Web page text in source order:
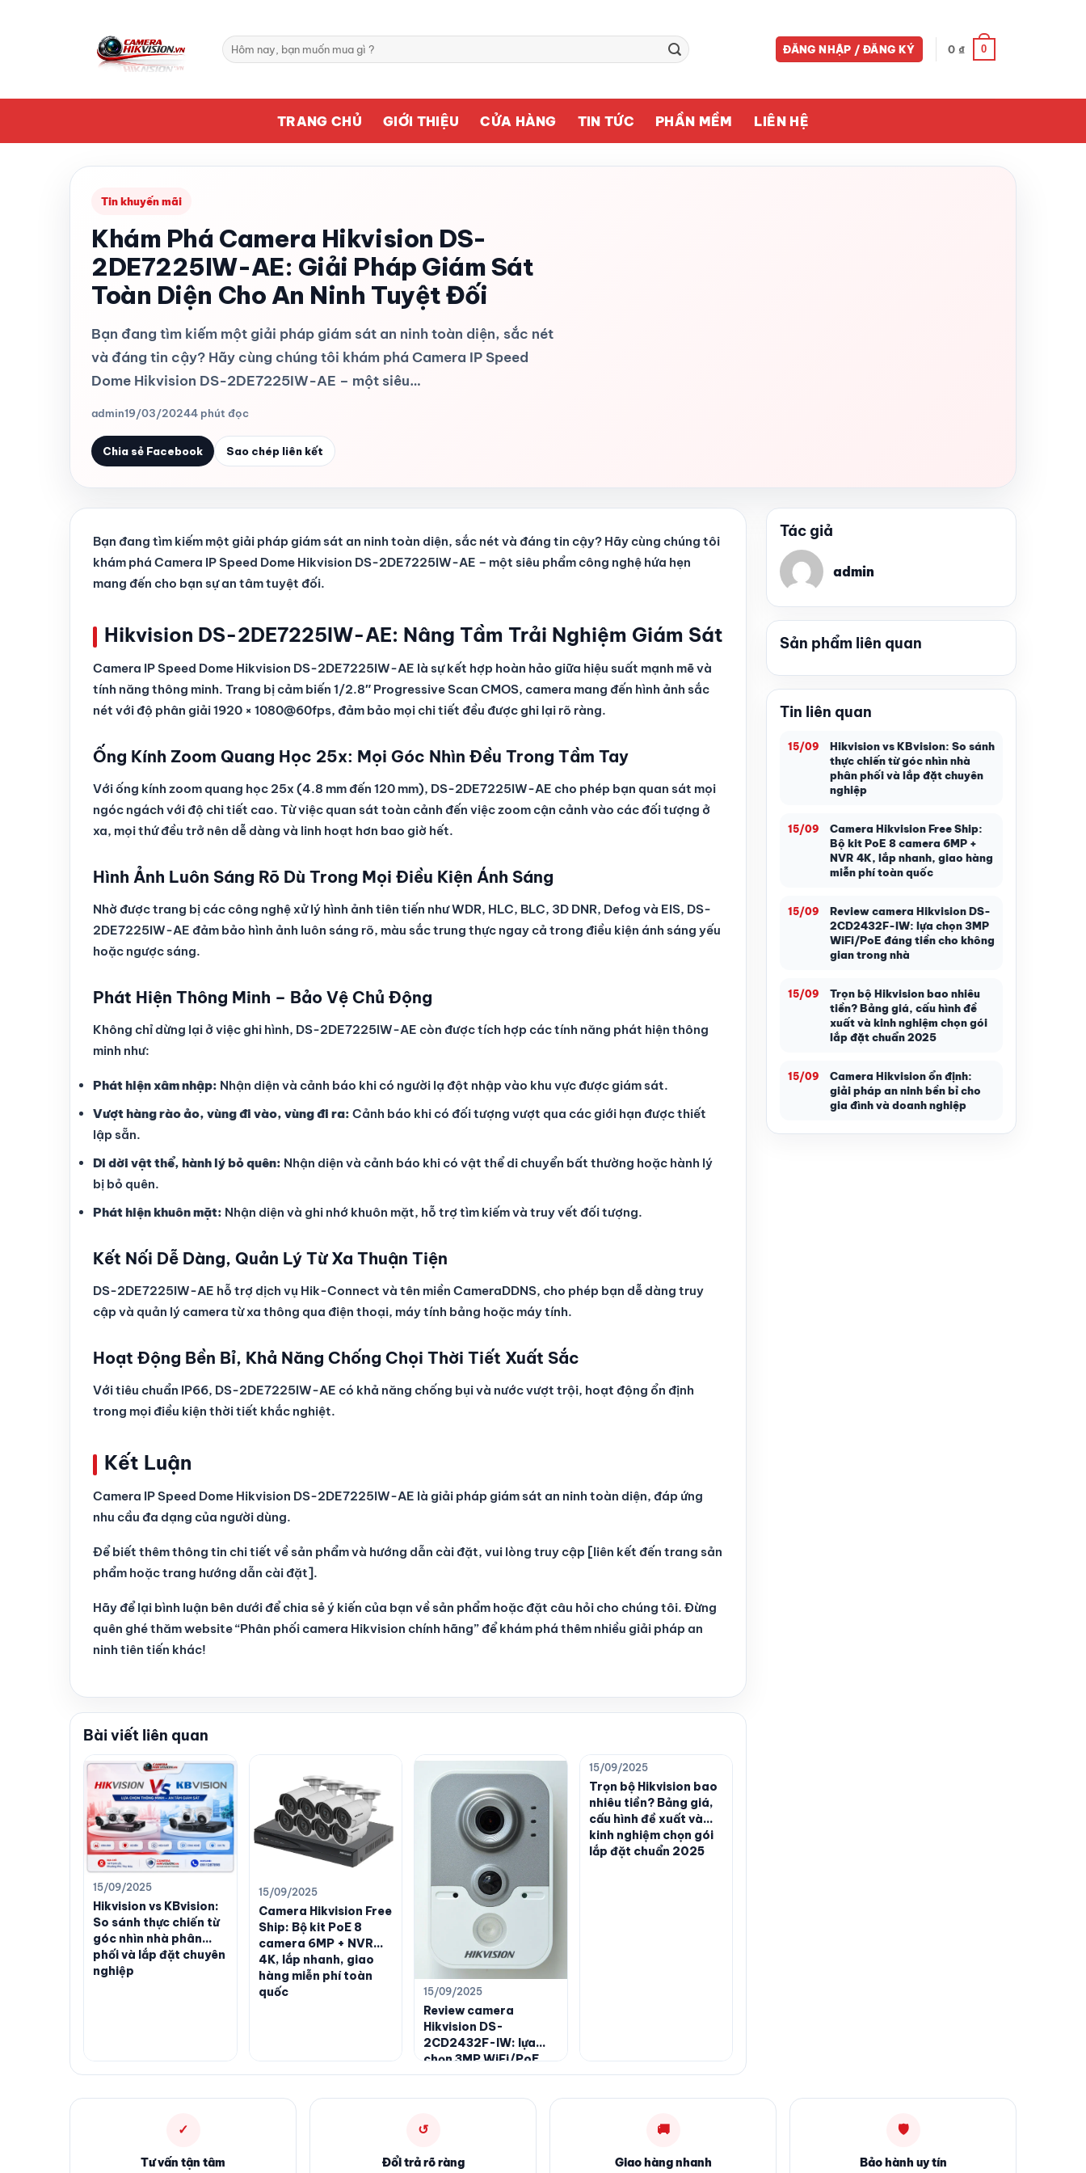
Tìm
kiếm:
ĐĂNG NHẬP / ĐĂNG KÝ 0 ₫ 0
TRANG CHỦ GIỚI THIỆU CỬA HÀNG TIN TỨC PHẦN MỀM LIÊN HỆ
Tin khuyến mãi
Khám Phá Camera Hikvision DS-
2DE7225IW-AE: Giải Pháp Giám Sát
Toàn Diện Cho An Ninh Tuyệt Đối
Bạn đang tìm kiếm một giải pháp giám sát an ninh toàn diện, sắc nét
và đáng tin cậy? Hãy cùng chúng tôi khám phá Camera IP Speed
Dome Hikvision DS-2DE7225IW-AE – một siêu…
admin19/03/20244 phút đọc
Chia sẻ Facebook Sao chép liên kết
Bạn đang tìm kiếm một giải pháp giám sát an ninh toàn diện, sắc nét và đáng tin cậy? Hãy cùng chúng tôi
khám phá Camera IP Speed Dome Hikvision DS-2DE7225IW-AE – một siêu phẩm công nghệ hứa hẹn
mang đến cho bạn sự an tâm tuyệt đối.
Hikvision DS-2DE7225IW-AE: Nâng Tầm Trải Nghiệm Giám Sát
Camera IP Speed Dome Hikvision DS-2DE7225IW-AE là sự kết hợp hoàn hảo giữa hiệu suất mạnh mẽ và
tính năng thông minh. Trang bị cảm biến 1/2.8″ Progressive Scan CMOS, camera mang đến hình ảnh sắc
nét với độ phân giải 1920 × 1080@60fps, đảm bảo mọi chi tiết đều được ghi lại rõ ràng.
Ống Kính Zoom Quang Học 25x: Mọi Góc Nhìn Đều Trong Tầm Tay
Với ống kính zoom quang học 25x (4.8 mm đến 120 mm), DS-2DE7225IW-AE cho phép bạn quan sát mọi
ngóc ngách với độ chi tiết cao. Từ việc quan sát toàn cảnh đến việc zoom cận cảnh vào các đối tượng ở
xa, mọi thứ đều trở nên dễ dàng và linh hoạt hơn bao giờ hết.
Hình Ảnh Luôn Sáng Rõ Dù Trong Mọi Điều Kiện Ánh Sáng
Nhờ được trang bị các công nghệ xử lý hình ảnh tiên tiến như WDR, HLC, BLC, 3D DNR, Defog và EIS, DS-
2DE7225IW-AE đảm bảo hình ảnh luôn sáng rõ, màu sắc trung thực ngay cả trong điều kiện ánh sáng yếu
hoặc ngược sáng.
Phát Hiện Thông Minh – Bảo Vệ Chủ Động
Không chỉ dừng lại ở việc ghi hình, DS-2DE7225IW-AE còn được tích hợp các tính năng phát hiện thông
minh như:
Phát hiện xâm nhập: Nhận diện và cảnh báo khi có người lạ đột nhập vào khu vực được giám sát.
Vượt hàng rào ảo, vùng đi vào, vùng đi ra: Cảnh báo khi có đối tượng vượt qua các giới hạn được thiết
lập sẵn.
Di dời vật thể, hành lý bỏ quên: Nhận diện và cảnh báo khi có vật thể di chuyển bất thường hoặc hành lý
bị bỏ quên.
Phát hiện khuôn mặt: Nhận diện và ghi nhớ khuôn mặt, hỗ trợ tìm kiếm và truy vết đối tượng.
Kết Nối Dễ Dàng, Quản Lý Từ Xa Thuận Tiện
DS-2DE7225IW-AE hỗ trợ dịch vụ Hik-Connect và tên miền CameraDDNS, cho phép bạn dễ dàng truy
cập và quản lý camera từ xa thông qua điện thoại, máy tính bảng hoặc máy tính.
Hoạt Động Bền Bỉ, Khả Năng Chống Chọi Thời Tiết Xuất Sắc
Với tiêu chuẩn IP66, DS-2DE7225IW-AE có khả năng chống bụi và nước vượt trội, hoạt động ổn định
trong mọi điều kiện thời tiết khắc nghiệt.
Kết Luận
Camera IP Speed Dome Hikvision DS-2DE7225IW-AE là giải pháp giám sát an ninh toàn diện, đáp ứng
nhu cầu đa dạng của người dùng.
Để biết thêm thông tin chi tiết về sản phẩm và hướng dẫn cài đặt, vui lòng truy cập [liên kết đến trang sản
phẩm hoặc trang hướng dẫn cài đặt].
Hãy để lại bình luận bên dưới để chia sẻ ý kiến của bạn về sản phẩm hoặc đặt câu hỏi cho chúng tôi. Đừng
quên ghé thăm website “Phân phối camera Hikvision chính hãng” để khám phá thêm nhiều giải pháp an
ninh tiên tiến khác!
Bài viết liên quan
15/09/2025
Hikvision vs KBvision:
So sánh thực chiến từ
góc nhìn nhà phân
phối và lắp đặt chuyên
nghiệp
15/09/2025
Camera Hikvision Free
Ship: Bộ kit PoE 8
camera 6MP + NVR
4K, lắp nhanh, giao
hàng miễn phí toàn
quốc
15/09/2025
Review camera
Hikvision DS-
2CD2432F-IW: lựa
chọn 3MP WiFi/PoE
đáng tiền cho không
15/09/2025
Trọn bộ Hikvision bao
nhiêu tiền? Bảng giá,
cấu hình đề xuất và
kinh nghiệm chọn gói
lắp đặt chuẩn 2025
Tác giả
admin
Sản phẩm liên quan
Tin liên quan
15/09
Hikvision vs KBvision: So sánh
thực chiến từ góc nhìn nhà
phân phối và lắp đặt chuyên
nghiệp
15/09
Camera Hikvision Free Ship:
Bộ kit PoE 8 camera 6MP +
NVR 4K, lắp nhanh, giao hàng
miễn phí toàn quốc
15/09
Review camera Hikvision DS-
2CD2432F-IW: lựa chọn 3MP
WiFi/PoE đáng tiền cho không
gian trong nhà
15/09
Trọn bộ Hikvision bao nhiêu
tiền? Bảng giá, cấu hình đề
xuất và kinh nghiệm chọn gói
lắp đặt chuẩn 2025
15/09
Camera Hikvision ổn định:
giải pháp an ninh bền bỉ cho
gia đình và doanh nghiệp
✓
Tư vấn tận tâm
↺
Đổi trả rõ ràng
🚚
Giao hàng nhanh
🛡
Bảo hành uy tín